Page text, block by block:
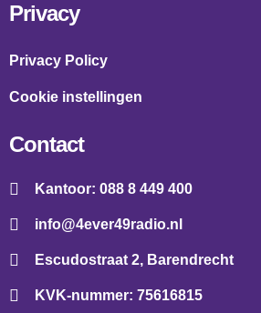
Privacy
Privacy Policy
Cookie instellingen
Contact
Kantoor: 088 8 449 400
info@4ever49radio.nl
Escudostraat 2, Barendrecht
KVK-nummer: 75616815